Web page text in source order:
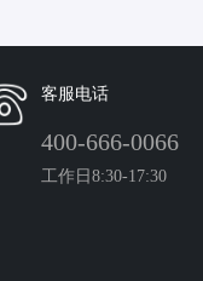
客服电话
400-666-0066
工作日8:30-17:30